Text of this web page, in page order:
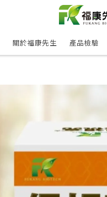
關於福康先生 產品檢驗